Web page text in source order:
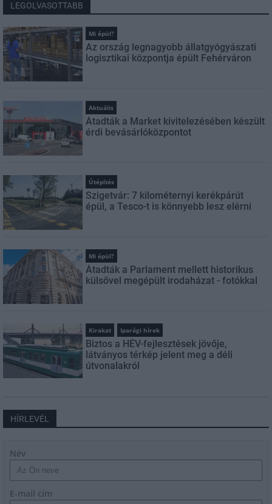
LEGOLVASOTTABB
Mi épül?
Az ország legnagyobb állatgyógyászati
logisztikai központja épült Fehérváron
Aktuális
Átadták a Market kivitelezésében készült
érdi bevásárlóközpontot
Útépítés
Szigetvár: 7 kilométernyi kerékpárút
épül, a Tesco-t is könnyebb lesz elérni
Mi épül?
Átadták a Parlament mellett historikus
külsővel megépült irodaházat - fotókkal
Kirakat Iparági hírek
Biztos a HÉV-fejlesztések jövője,
látványos térkép jelent meg a déli
útvonalakról
HÍRLEVÉL
Név
E-mail cím